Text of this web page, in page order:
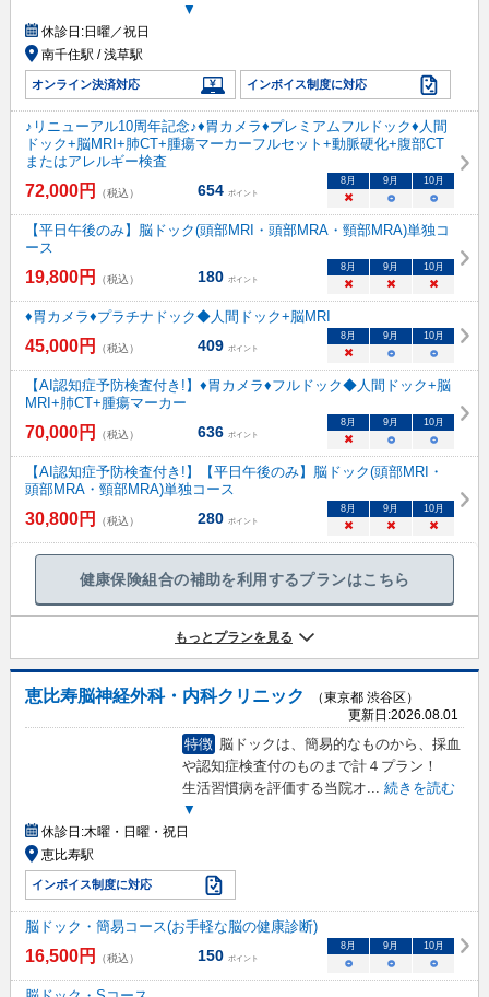
▼
休診日:日曜／祝日
南千住駅 / 浅草駅
オンライン決済対応 インボイス制度に対応
♪リニューアル10周年記念♪♦胃カメラ♦プレミアムフルドック♦人間
ドック+脳MRI+肺CT+腫瘍マーカーフルセット+動脈硬化+腹部CT
またはアレルギー検査
72,000円 （税込） 654 ポイント
8月 9月 10月
× ○ ○
【平日午後のみ】脳ドック(頭部MRI・頭部MRA・頸部MRA)単独コ
ース
19,800円 （税込） 180 ポイント
8月 9月 10月
× × ×
♦胃カメラ♦プラチナドック◆人間ドック+脳MRI
45,000円 （税込） 409 ポイント
8月 9月 10月
× ○ ○
【AI認知症予防検査付き!】♦胃カメラ♦フルドック◆人間ドック+脳
MRI+肺CT+腫瘍マーカー
70,000円 （税込） 636 ポイント
8月 9月 10月
× ○ ○
【AI認知症予防検査付き!】【平日午後のみ】脳ドック(頭部MRI・
頭部MRA・頸部MRA)単独コース
30,800円 （税込） 280 ポイント
8月 9月 10月
× × ×
健康保険組合の補助を利用するプランはこちら
もっとプランを見る
恵比寿脳神経外科・内科クリニック
（東京都 渋谷区）
更新日:2026.08.01
特徴 脳ドックは、簡易的なものから、採血
や認知症検査付のものまで計４プラン！
生活習慣病を評価する当院オ... 続きを読む
▼
休診日:木曜・日曜・祝日
恵比寿駅
インボイス制度に対応
脳ドック・簡易コース(お手軽な脳の健康診断)
16,500円 （税込） 150 ポイント
8月 9月 10月
○ ○ ○